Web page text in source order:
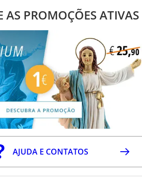
AS PROMOÇÕES ATIVAS
AJUDA E CONTATOS